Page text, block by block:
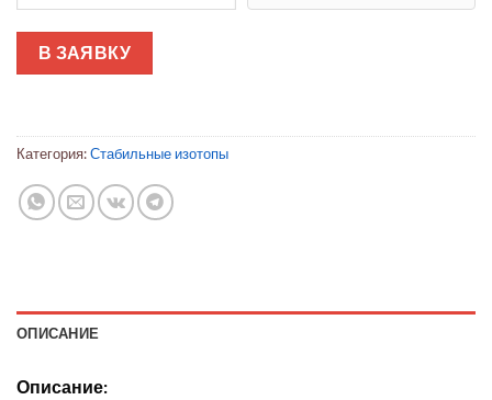
В ЗАЯВКУ
Категория:Стабильные изотопы
ОПИСАНИЕ
Описание: